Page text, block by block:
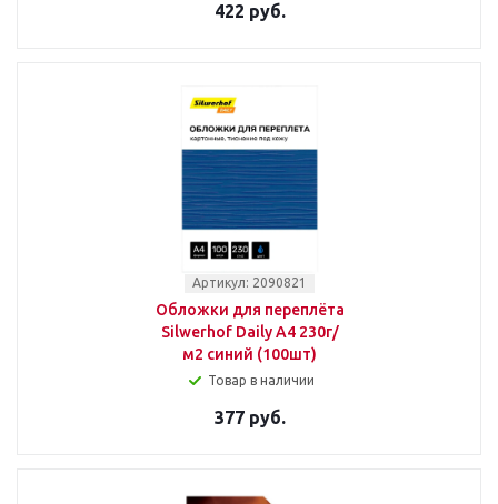
422 руб.
Артикул: 2090821
Обложки для переплёта
Silwerhof Daily A4 230г/
м2 синий (100шт)
Товар в наличии
377 руб.